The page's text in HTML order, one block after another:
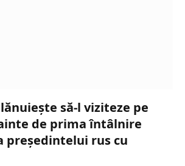
să-l viziteze pe
de prima întâlnire
președintelui rus cu